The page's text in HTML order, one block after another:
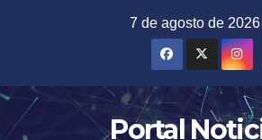
7 de agosto de 2026
Portal